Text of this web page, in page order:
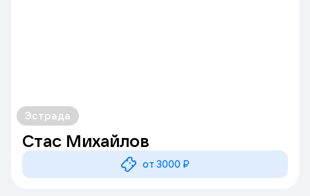
Эстрада
Стас Михайлов
от 3000 ₽